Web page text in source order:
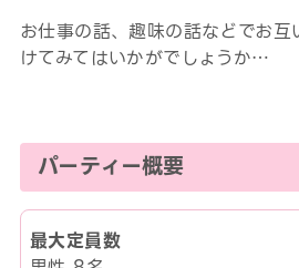
お仕事の話、趣味の話などでお
けてみてはいかがでしょうか…
パーティー概要
最大定員数